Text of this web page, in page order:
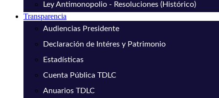
Ley Antimonopolio - Resoluciones (Histórico)
Transparencia
Audiencias Presidente
Declaración de Intéres y Patrimonio
Estadísticas
Cuenta Pública TDLC
Anuarios TDLC